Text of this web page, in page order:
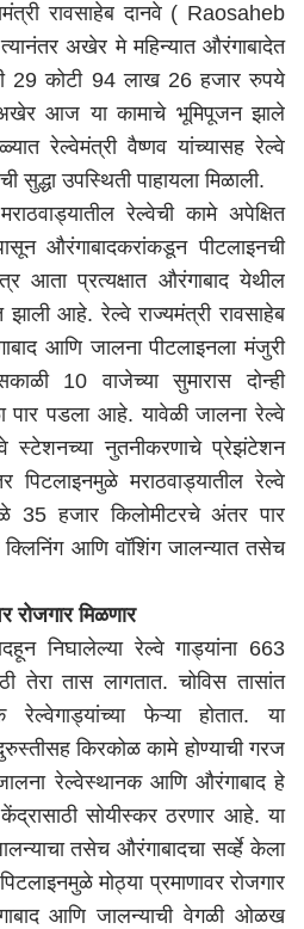
रावसाहेब दानवे ( Raosaheb
अखेर मे महिन्यात औरंगाबादेत
29 कोटी 94 लाख 26 हजार रुपये
आज या कामाचे भूमिपूजन झाले
रेल्वेमंत्री वैष्णव यांच्यासह रेल्वे
सुद्धा उपस्थिती पाहायला मिळाली.
रेल्वेची कामे अपेक्षित
औरंगाबादकरांकडून पीटलाइनची
आता प्रत्यक्षात औरंगाबाद येथील
झाली आहे. रेल्वे राज्यमंत्री रावसाहेब
आणि जालना पीटलाइनला मंजुरी
10 वाजेच्या सुमारास दोन्ही
पार पडला आहे. यावेळी जालना रेल्वे
स्टेशनच्या नुतनीकरणाचे प्रेझंटेशन
मराठवाड्यातील रेल्वे
35 हजार किलोमीटरचे अंतर पार
आणि वॉशिंग जालन्यात तसेच
रोजगार मिळणार
निघालेल्या रेल्वे गाड्यांना 663
तेरा तास लागतात. चोविस तासांत
फेऱ्या होतात. या
किरकोळ कामे होण्याची गरज
रेल्वेस्थानक आणि औरंगाबाद हे
सोयीस्कर ठरणार आहे. या
तसेच औरंगाबादचा सर्व्हे केला
मोठ्या प्रमाणावर रोजगार
आणि जालन्याची वेगळी ओळख